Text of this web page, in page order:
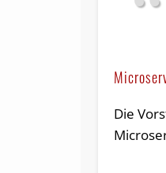
Die